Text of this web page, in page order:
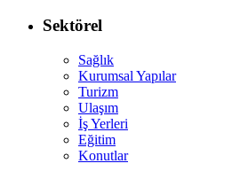
Sektörel
Sağlık
Kurumsal Yapılar
Turizm
Ulaşım
İş Yerleri
Eğitim
Konutlar